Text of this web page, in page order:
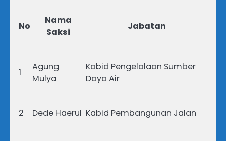
No
Nama
Saksi
Jabatan
1
Agung
Mulya
Kabid Pengelolaan Sumber
Daya Air
2 Dede Haerul Kabid Pembangunan Jalan